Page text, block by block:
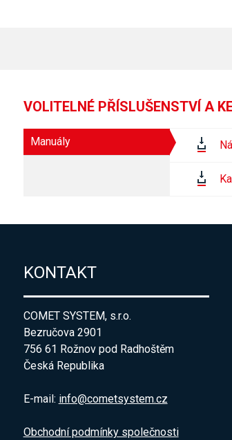
VOLITELNÉ PŘÍSLUŠENSTVÍ A
Manuály
KONTAKT
COMET SYSTEM, s.r.o.
Bezručova 2901
756 61 Rožnov pod Radhoštěm
Česká Republika
E-mail: info@cometsystem.cz
Obchodní podmínky společnosti